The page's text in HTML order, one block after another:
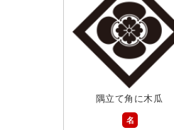
隅立て角に木瓜
名